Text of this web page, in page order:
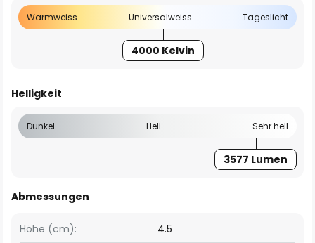
Warmweiss Universalweiss Tageslicht
4000 Kelvin
Helligkeit
Dunkel Hell Sehr hell
3577 Lumen
Abmessungen
Höhe (cm): 4.5